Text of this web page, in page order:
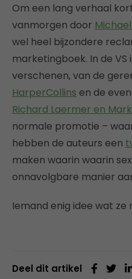
Om een lang verhaal
vanmorgen door
wel heel bijzondere
marketingboek. In de VS
verschenen, van de
HarperCollins en de
Richard Laermer en
normale promotie –
hebben de auteurs een
maken waarin waarin
onnavolgbare manier
Iemand enig idee wat ze
Deel dit artikel